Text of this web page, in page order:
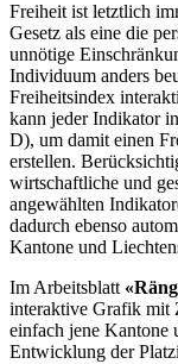
Freiheit ist letztlich
Gesetz als eine die
unnö­tige
Individuum anders
Freiheitsindex
kann jeder Indikator
D), um damit einen
erstellen.
wirtschaftliche und
angewählten
dadurch ebenso
Kantone und
Im Arbeitsblatt
interaktive Grafik mit
einfach jene Kantone
Entwicklung der